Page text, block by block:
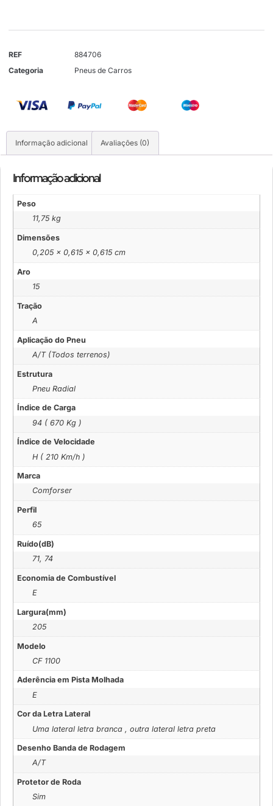
REF
884706
Categoria
Pneus de Carros
Informação adicional Avaliações (0)
Informação adicional
Peso
11,75 kg
Dimensões
0,205 × 0,615 × 0,615 cm
Aro
15
Tração
A
Aplicação do Pneu
A/T (Todos terrenos)
Estrutura
Pneu Radial
Índice de Carga
94 ( 670 Kg )
Índice de Velocidade
H ( 210 Km/h )
Marca
Comforser
Perfil
65
Ruído(dB)
71, 74
Economia de Combustível
E
Largura(mm)
205
Modelo
CF 1100
Aderência em Pista Molhada
E
Cor da Letra Lateral
Uma lateral letra branca , outra lateral letra preta
Desenho Banda de Rodagem
A/T
Protetor de Roda
Sim